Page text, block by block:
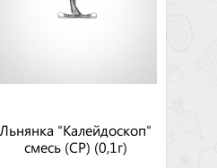
Льнянка "Калейдоскоп"
смесь (СР) (0,1г)